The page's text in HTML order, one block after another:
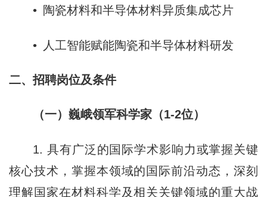
• 陶瓷材料和半导体材料异质集成芯片
• 人工智能赋能陶瓷和半导体材料研发
二、招聘岗位及条件
（一）巍峨领军科学家（1-2位）
1. 具有广泛的国际学术影响力或掌握关键
核心技术，掌握本领域的国际前沿动态，深刻
理解国家在材料科学及相关关键领域的重大战